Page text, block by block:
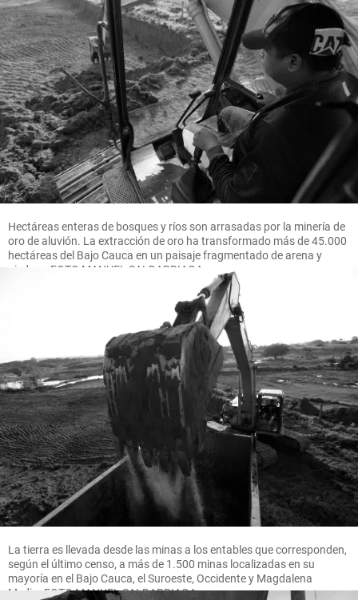
Hectáreas enteras de bosques y ríos son arrasadas por la minería de
oro de aluvión. La extracción de oro ha transformado más de 45.000
hectáreas del Bajo Cauca en un paisaje fragmentado de arena y
piedras. FOTO MANUEL SALDARRIAGA
La tierra es llevada desde las minas a los entables que corresponden,
según el último censo, a más de 1.500 minas localizadas en su
mayoría en el Bajo Cauca, el Suroeste, Occidente y Magdalena
Medio. FOTO MANUEL SALDARRIAGA